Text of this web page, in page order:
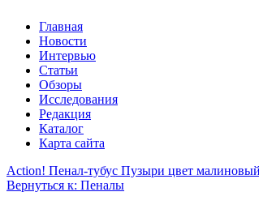
Главная
Новости
Интервью
Статьи
Обзоры
Исследования
Редакция
Каталог
Карта сайта
Action! Пенал-тубус Пузыри цвет малиновый
Вернуться к: Пеналы